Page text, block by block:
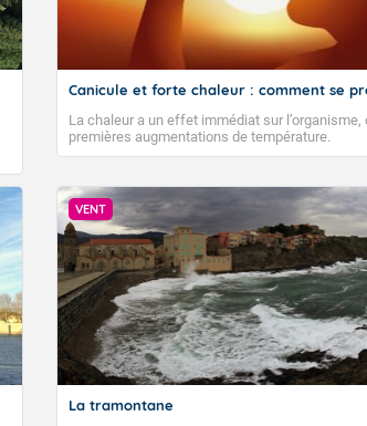
Canicule et forte chaleur : comment se
La chaleur a un effet immédiat sur l’organisme,
premières augmentations de température.
VENT
La tramontane